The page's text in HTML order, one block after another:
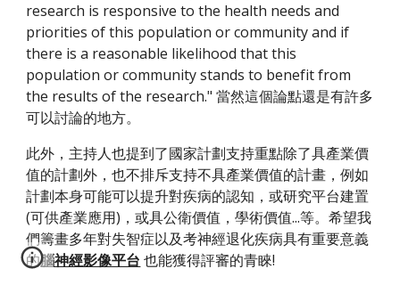
research is responsive to the health needs and
priorities of this population or community and if
there is a reasonable likelihood that this
population or community stands to benefit from
the results of the research." 當然這個論點還是有許多
可以討論的地方。
此外，主持人也提到了國家計劃支持重點除了具產業價
值的計劃外，也不排斥支持不具產業價值的計畫，例如
計劃本身可能可以提升對疾病的認知，或研究平台建置
(可供產業應用)，或具公衛價值，學術價值...等。希望我
們籌畫多年對失智症以及考神經退化疾病具有重要意義
的腦神經影像平台 也能獲得評審的青睞!